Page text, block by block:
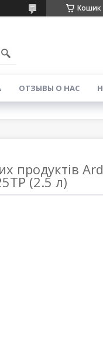
Кошик
ОТЗЫВЫ О НАС
продуктів
(2.5 л)